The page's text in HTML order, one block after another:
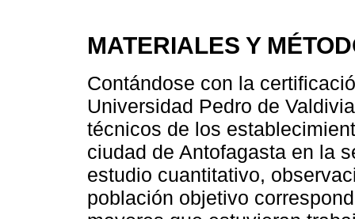
MATERIALES Y
Contándose con la
Universidad Pedro de
técnicos de los
ciudad de Antofagasta en la
estudio cuantitativo,
población objetivo